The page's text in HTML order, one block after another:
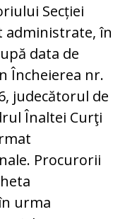
Secției
administrate, în
data de
Încheierea nr.
judecătorul de
Înaltei Curţi
Procurorii
urma